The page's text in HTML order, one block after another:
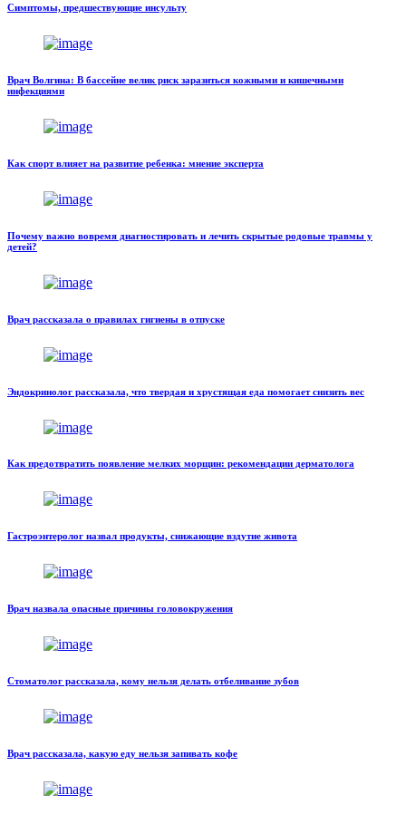
Симптомы, предшествующие инсульту
Врач Волгина: В бассейне велик риск заразиться кожными и кишечными
инфекциями
Как спорт влияет на развитие ребенка: мнение эксперта
Почему важно вовремя диагностировать и лечить скрытые родовые травмы у
детей?
Врач рассказала о правилах гигиены в отпуске
Эндокринолог рассказала, что твердая и хрустящая еда помогает снизить вес
Как предотвратить появление мелких морщин: рекомендации дерматолога
Гастроэнтеролог назвал продукты, снижающие вздутие живота
Врач назвала опасные причины головокружения
Стоматолог рассказала, кому нельзя делать отбеливание зубов
Врач рассказала, какую еду нельзя запивать кофе